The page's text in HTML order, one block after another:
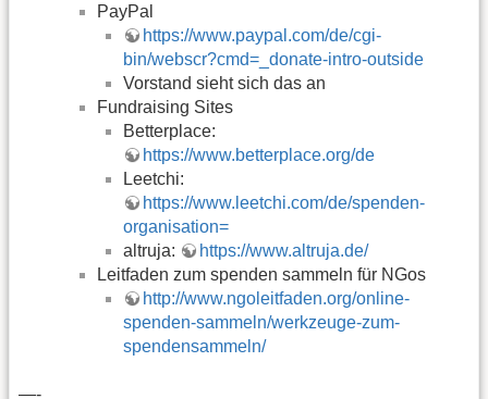
PayPal
https://www.paypal.com/de/cgi-
bin/webscr?cmd=_donate-intro-outside
Vorstand sieht sich das an
Fundraising Sites
Betterplace:
https://www.betterplace.org/de
Leetchi:
https://www.leetchi.com/de/spenden-
organisation=
altruja:
https://www.altruja.de/
Leitfaden zum spenden sammeln für NGos
http://www.ngoleitfaden.org/online-
spenden-sammeln/werkzeuge-zum-
spendensammeln/
—-